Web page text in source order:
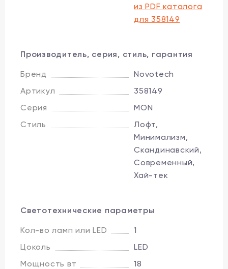
из PDF каталога
для 358149
Производитель, серия, стиль, гарантия
Бренд
Novotech
Артикул
358149
Серия
MON
Стиль
Лофт,
Минимализм,
Скандинавский,
Современный,
Хай-тек
Светотехнические параметры
Кол-во ламп или LED
1
Цоколь
LED
Мощность вт
18